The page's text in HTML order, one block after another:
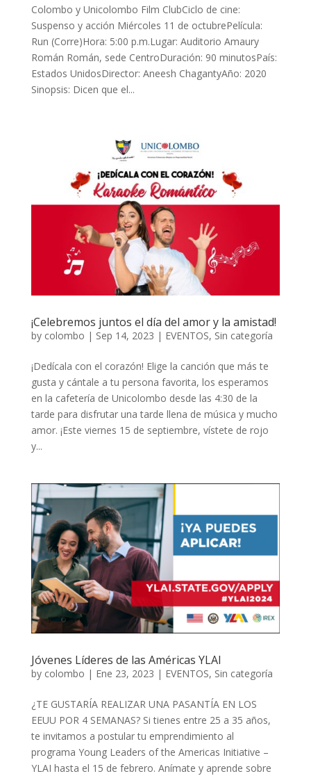
Colombo y Unicolombo Film ClubCiclo de cine:
Suspenso y acción Miércoles 11 de octubrePelícula:
Run (Corre)Hora: 5:00 p.m.Lugar: Auditorio Amaury
Román Román, sede CentroDuración: 90 minutosPaís:
Estados UnidosDirector: Aneesh ChagantyAño: 2020
Sinopsis: Dicen que el...
¡Celebremos juntos el día del amor y la amistad!
by colombo | Sep 14, 2023 | EVENTOS, Sin categoría
¡Dedícala con el corazón! Elige la canción que más te
gusta y cántale a tu persona favorita, los esperamos
en la cafetería de Unicolombo desde las 4:30 de la
tarde para disfrutar una tarde llena de música y mucho
amor. ¡Este viernes 15 de septiembre, vístete de rojo
y...
Jóvenes Líderes de las Américas YLAI
by colombo | Ene 23, 2023 | EVENTOS, Sin categoría
¿TE GUSTARÍA REALIZAR UNA PASANTÍA EN LOS
EEUU POR 4 SEMANAS? Si tienes entre 25 a 35 años,
te invitamos a postular tu emprendimiento al
programa Young Leaders of the Americas Initiative –
YLAI hasta el 15 de febrero. Anímate y aprende sobre